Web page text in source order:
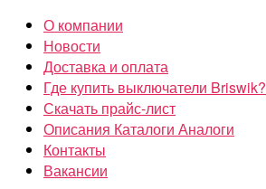
Перейти
содержимому
О компании
Новости
Доставка и оплата
Где купить выключатели Briswik?
Скачать прайс-лист
Описания Каталоги Аналоги
Контакты
Вакансии